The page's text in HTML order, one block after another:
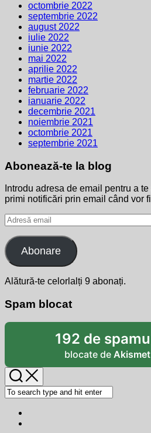
octombrie 2022
septembrie 2022
august 2022
iulie 2022
iunie 2022
mai 2022
aprilie 2022
martie 2022
februarie 2022
ianuarie 2022
decembrie 2021
noiembrie 2021
octombrie 2021
septembrie 2021
Abonează-te la blog
Introdu adresa de email pentru a
primi notificări prin email când vor
Adresă
email
Abonare
Alătură-te celorlalți 9 abonați.
Spam blocat
192 de
blocate de Akismet